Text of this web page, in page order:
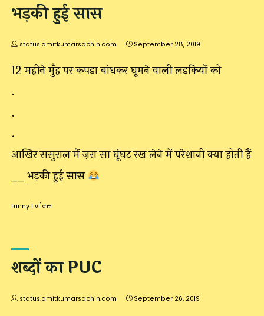
भड़की हुई सास
status.amitkumarsachin.com September 28, 2019
12 महीने मुँह पर कपड़ा बांधकर घूमने वाली लड़कियों को
.
.
.
आखिर ससुराल में ज़रा सा घूंघट रख लेने में परेशानी क्या होती हैं
__ भड़की हुई सास
funny | जोक्स
शब्दों का PUC
status.amitkumarsachin.com September 26, 2019